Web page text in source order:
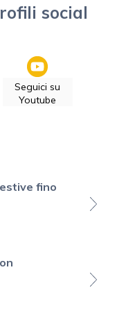
social
Seguici su
Youtube
fino